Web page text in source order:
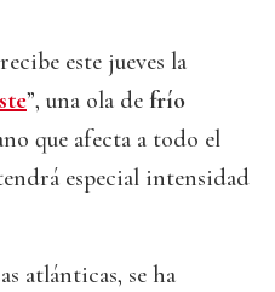
recibe este jueves la
”, una ola de frío
que afecta a todo el
especial intensidad
atlánticas, se ha